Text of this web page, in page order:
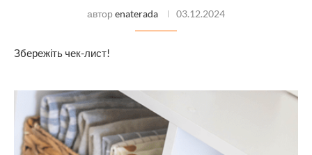
автор enaterada 03.12.2024
Збережіть чек-лист!